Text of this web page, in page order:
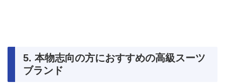
5. 本物志向の方におすすめの高級スーツ
ブランド